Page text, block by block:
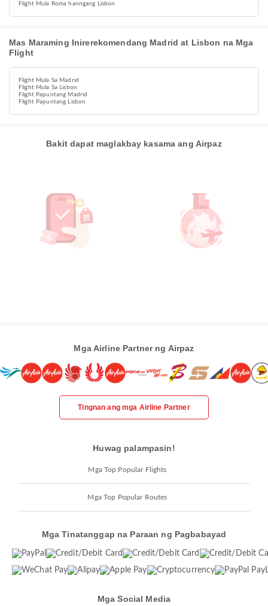
Flight Mula Roma hanngang Lisbon
Mas Maraming Inirerekomendang Madrid at Lisbon na Mga
Flight
Flight Mula Sa Madrid
Flight Mula Sa Lisbon
Flight Papuntang Madrid
Flight Papuntang Lisbon
Bakit dapat maglakbay kasama ang Airpaz
Mga Airline Partner ng Airpaz
Tingnan ang mga Airline Partner
Huwag palampasin!
Mga Top Popular Flights
Mga Top Popular Routes
Mga Tinatanggap na Paraan ng Pagbabayad
Mga Social Media